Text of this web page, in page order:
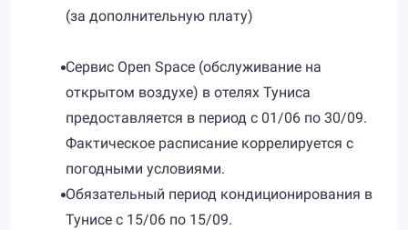
(за дополнительную плату)
Сервис Open Space (обслуживание на
открытом воздухе) в отелях Туниса
предоставляется в период с 01/06 по 30/09.
Фактическое расписание коррелируется с
погодными условиями.
Обязательный период кондиционирования в
Тунисе с 15/06 по 15/09.